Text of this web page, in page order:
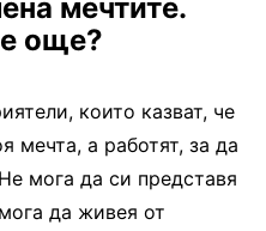
мечтите.
още?
които казват, че
мечта, а работят, за да
мога да си представя
да живея от